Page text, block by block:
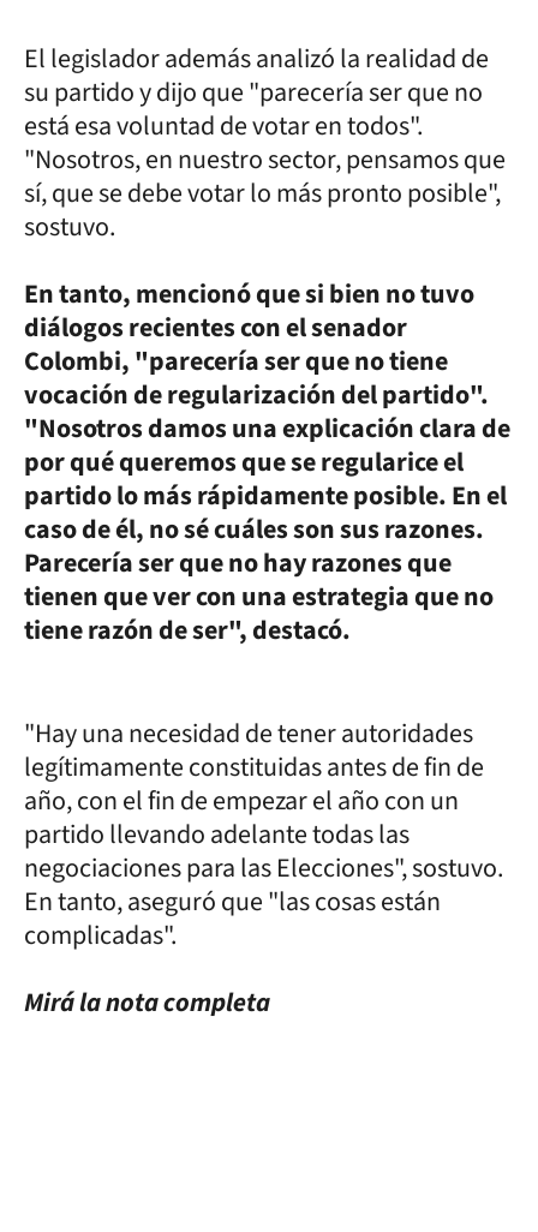
El legislador además analizó la realidad de
su partido y dijo que "parecería ser que no
está esa voluntad de votar en todos".
"Nosotros, en nuestro sector, pensamos que
sí, que se debe votar lo más pronto posible",
sostuvo.
En tanto, mencionó que si bien no tuvo
diálogos recientes con el senador
Colombi, "parecería ser que no tiene
vocación de regularización del partido".
"Nosotros damos una explicación clara de
por qué queremos que se regularice el
partido lo más rápidamente posible. En el
caso de él, no sé cuáles son sus razones.
Parecería ser que no hay razones que
tienen que ver con una estrategia que no
tiene razón de ser", destacó.
"Hay una necesidad de tener autoridades
legítimamente constituidas antes de fin de
año, con el fin de empezar el año con un
partido llevando adelante todas las
negociaciones para las Elecciones", sostuvo.
En tanto, aseguró que "las cosas están
complicadas".
Mirá la nota completa